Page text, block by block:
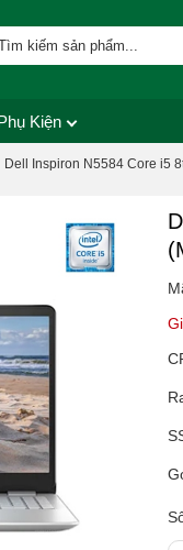
Kiện
Dell Inspiron N5584 Core i5